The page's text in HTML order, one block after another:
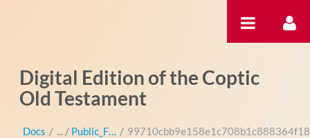
Digital Edition of the Coptic
Old Testament
Docs / Public_Files /